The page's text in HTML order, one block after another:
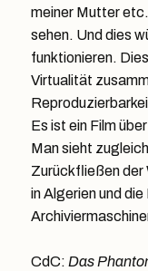
meiner Mutter
sehen. Und dies
funktionieren.
Virtualität
Es ist ein Film
Man sieht
Zurückfließen der
in Algerien und
CdC: Das